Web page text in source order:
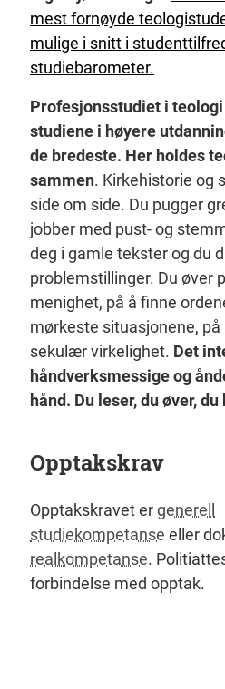
mest fornøyde
mulige i snitt i
studiebarometer.
Profesjonsstudiet i
studiene i høyere
de bredeste. Her holdes
sammen. Kirkehistorie og
side om side. Du pugger
jobber med pust- og
deg i gamle tekster og du
problemstillinger. Du øver
menighet, på å finne
mørkeste situasjonene,
sekulær virkelighet. Det
håndverksmessige og
hånd. Du leser, du øver, du
Opptakskrav
Opptakskravet ergenerell
studiekompetanse eller
realkompetanse.
forbindelse med opptak.